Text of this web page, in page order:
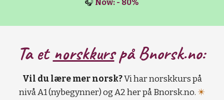
🎧 Now: - 80%
Ta et norskkurspå Bnorsk.no:
Vil du lære mer norsk?Vi har norskkurs på
nivå A1 (nybegynner) og A2 her på Bnorsk.no. ✴️